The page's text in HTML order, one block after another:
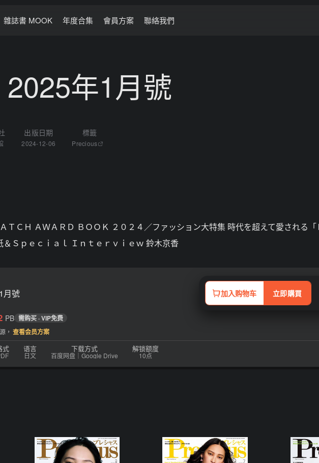
雜誌書 MOOK 年度合集 會員方案 聯絡我們
年1月號
出版日期
2024-12-06
標籤
Precious
ＴＣＨ ＡＷＡＲＤ ＢＯＯＫ ２０２４／ファッション大特集 時代を超えて愛される
＆Ｓｐｅｃｉａｌ Ｉｎｔｅｒｖｉｅｗ 鈴木京香
月號 加入购物车 立即購買
PB 需购买 · VIP免费
， 查看会员方案
式 语言
日文
下载方式
百度网盘｜Google Drive
解锁额度
10点